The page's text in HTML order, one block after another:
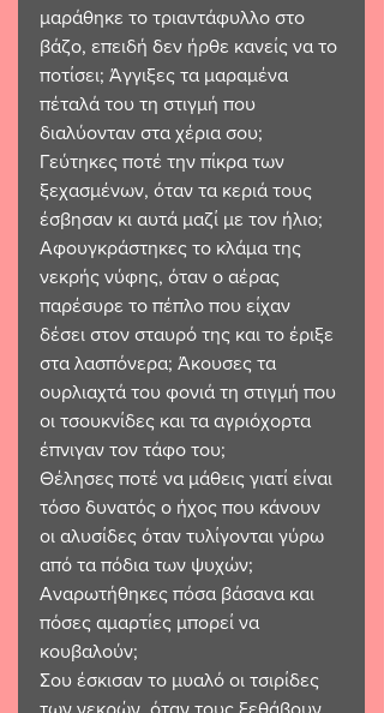
μαράθηκε το τριαντάφυλλο στο
βάζο, επειδή δεν ήρθε κανείς να το
ποτίσει; Άγγιξες τα μαραμένα
πέταλά του τη στιγμή που
διαλύονταν στα χέρια σου;
Γεύτηκες ποτέ την πίκρα των
ξεχασμένων, όταν τα κεριά τους
έσβησαν κι αυτά μαζί με τον ήλιο;
Αφουγκράστηκες το κλάμα της
νεκρής νύφης, όταν ο αέρας
παρέσυρε το πέπλο που είχαν
δέσει στον σταυρό της και το έριξε
στα λασπόνερα; Άκουσες τα
ουρλιαχτά του φονιά τη στιγμή που
οι τσουκνίδες και τα αγριόχορτα
έπνιγαν τον τάφο του;
Θέλησες ποτέ να μάθεις γιατί είναι
τόσο δυνατός ο ήχος που κάνουν
οι αλυσίδες όταν τυλίγονται γύρω
από τα πόδια των ψυχών;
Αναρωτήθηκες πόσα βάσανα και
πόσες αμαρτίες μπορεί να
κουβαλούν;
Σου έσκισαν το μυαλό οι τσιρίδες
των νεκρών, όταν τους ξεθάβουν